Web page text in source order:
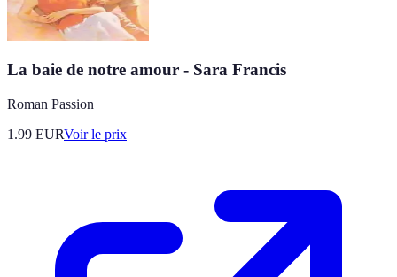
La baie de notre amour - Sara Francis
Roman Passion
1.99 EURVoir le prix